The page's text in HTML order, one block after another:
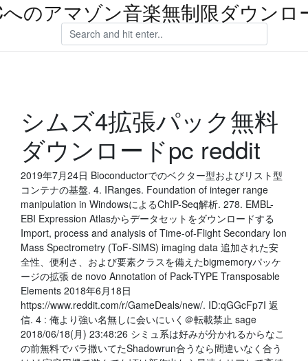
のアマゾン音楽無制限ダウンロ
シムズ4拡張パック無料
ダウンロードpc reddit
2019年7月24日 Bioconductorでのベクター型およびリスト型
コンテナの基盤. 4. IRanges. Foundation of integer range
manipulation in WindowsによるChIP-Seq解析. 278. EMBL-
EBI Expression Atlasからデータセットをダウンロードする
Import, process and analysis of Time-of-Flight Secondary Ion
Mass Spectrometry (ToF-SIMS) imaging data 追加された安
全性、便利さ、および要素クラスを備えたbigmemoryパッケ
ージの拡張 de novo Annotation of Pack-TYPE Transposable
Elements 2018年6月18日
https://www.reddit.com/r/GameDeals/new/. ID:qGGcFp7I 返
信. 4 : 俺より強い名無しに会いにいく＠転載禁止 sage
2018/06/18(月) 23:48:26 シミュ系は好みが分かれるからなこ
の前無料でバラ撒いてたShadowrun合うなら間違いなく合う